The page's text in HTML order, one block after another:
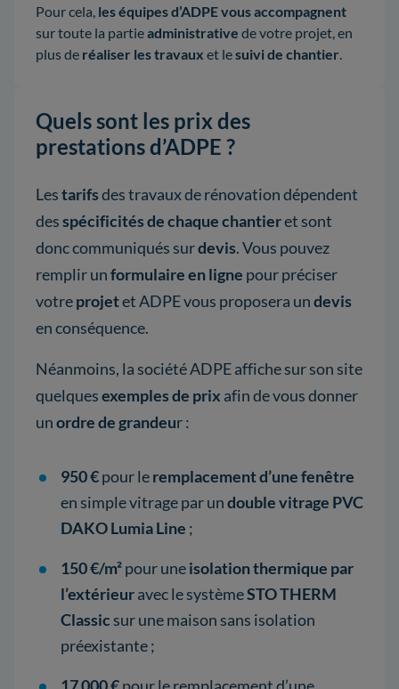
Pour cela, les équipes d’ADPE vous accompagnent
sur toute la partieadministrative de votre projet, en
plus de réaliser les travaux et lesuivi de chantier
Quels sont les prix des
prestations d’ADPE ?
Lestarifsdes travaux de rénovation dépendent
desspécificités de chaque chantieret sont
donc communiqués surdevis. Vous pouvez
remplir unformulaire en ligne pour préciser
votreprojetet ADPE vous proposera undevis
en conséquence.
Néanmoins, la société ADPE affiche sur son site
quelquesexemples de prix afin de vous donner
unordre de grandeur :
950 €pour leremplacement d’une fenêtre
en simple vitrage par undouble vitrage PVC
DAKO Lumia Line ;
150 €/m²pour uneisolation thermique par
l’extérieuravec le systèmeSTO THERM
Classic sur une maison sans isolation
préexistante ;